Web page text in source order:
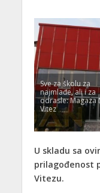
Sve za školu za
najmlađe, ali i za
odrasle: Magaza
Vitez
U skladu sa
prilagođenost
Vitezu.